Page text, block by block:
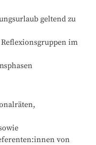
geltend zu
im
von